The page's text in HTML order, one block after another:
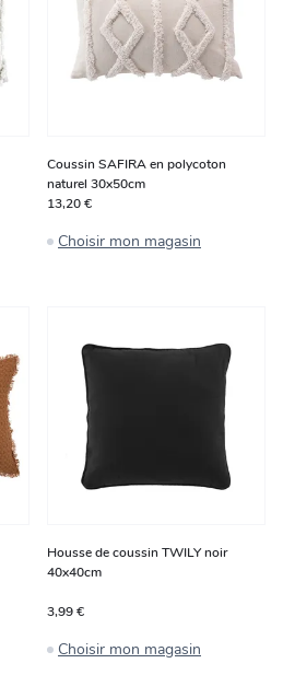
Coussin SAFIRA en polycoton
naturel 30x50cm
13,20 €
Choisir mon magasin
Housse de coussin TWILY noir
40x40cm
3,99 €
Choisir mon magasin